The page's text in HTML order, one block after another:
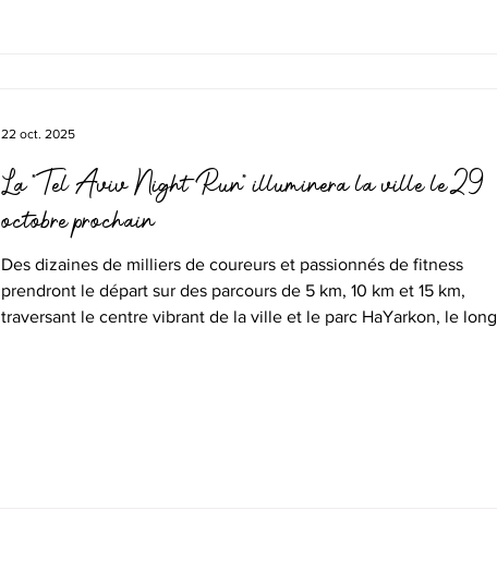
La “Tel Aviv Night Run” illuminera la ville le 29
octobre prochain
Des dizaines de milliers de coureurs et passionnés de fitness
prendront le départ sur des parcours de 5 km, 10 km et 15 km,
traversant le centre vibrant de la ville et le parc HaYarkon, le long
22 oct. 2025